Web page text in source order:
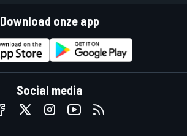
Download onze app
Social media